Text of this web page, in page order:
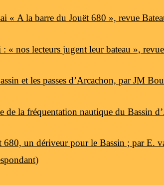
« A la barre du Jouët 680 », revue
: « nos lecteurs jugent leur bateau »,
et les passes d’Arcachon, par JM
de la fréquentation nautique du Bassin
680, un dériveur pour le Bassin ; par E.
)